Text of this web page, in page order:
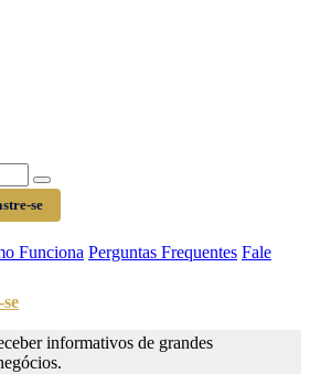
se
Funciona Perguntas Frequentes Fale
informativos de grandes